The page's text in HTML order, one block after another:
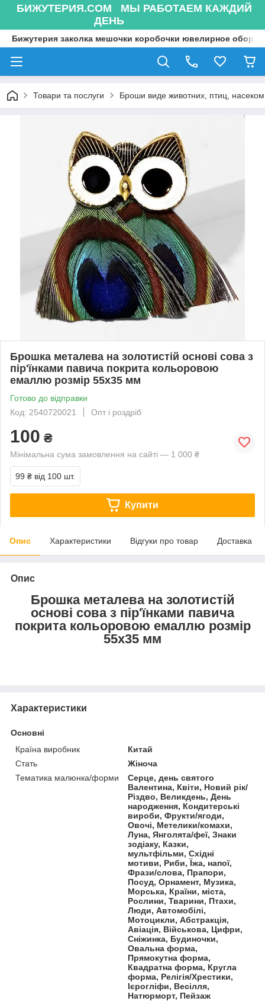
БИЖУТЕРИЯ.COM МЫ РАБОТАЕМ КАЖДИЙ
ДЕНЬ
Бижутерия заколка мешочки коробочки ювелирное
Товари та послуги Броши виде животних, птиц,
Брошка металева на золотистій основі сова з
пір'їнками павича покрита кольоровою
емаллю розмір 55х35 мм
Готово до відправки
Код: 2540720021
Опт і роздріб
100 ₴
Мінімальна сума замовлення на сайті — 1 000 ₴
99 ₴ від 100 шт.
Купити
Опис Характеристики Відгуки про товар Доставка
Опис
Брошка металева на золотистій
основі сова з пір'їнками павича
покрита кольоровою емаллю розмір
55х35 мм
Характеристики
Основні
Країна виробник
Китай
Стать
Жіноча
Тематика малюнка/форми
Серце, день святого
Валентина, Квіти, Новий рік/
Різдво, Великдень, День
народження, Кондитерські
вироби, Фрукти/ягоди,
Овочі, Метелики/комахи,
Луна, Янголята/феї, Знаки
зодіаку, Казки,
мультфільми, Східні
мотиви, Риби, Їжа, напої,
Фрази/слова, Прапори,
Посуд, Орнамент, Музика,
Морська, Країни, міста,
Рослини, Тварини, Птахи,
Люди, Автомобілі,
Мотоцикли, Абстракція,
Авіація, Військова, Цифри,
Сніжинка, Будиночки,
Овальна форма,
Прямокутна форма,
Квадратна форма, Кругла
форма, Релігія/Хрестики,
Ієрогліфи, Весілля,
Натюрморт, Пейзаж